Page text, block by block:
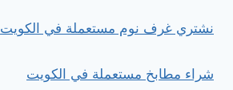
نشتري غرف نوم مستعملة في الكويت
شراء مطابخ مستعملة في الكويت